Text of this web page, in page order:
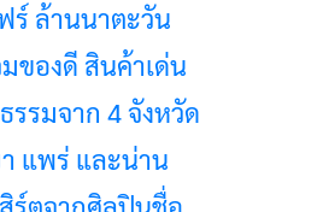
ร์ ล้านนาตะวัน
ของดี สินค้าเด่น
รมจาก 4 จังหวัด
า แพร่ และน่าน